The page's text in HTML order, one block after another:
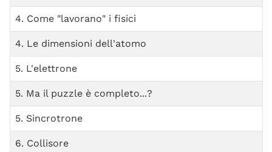
4. Come "lavorano" i fisici
4. Le dimensioni dell'atomo
5. L'elettrone
5. Ma il puzzle è completo...?
5. Sincrotrone
6. Collisore